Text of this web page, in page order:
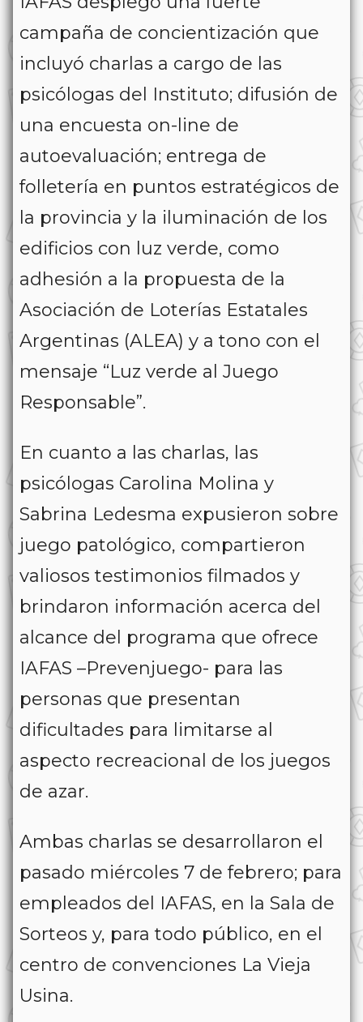
campaña de concientización que
incluyó charlas a cargo de las
psicólogas del Instituto; difusión de
una encuesta on-line de
autoevaluación; entrega de
folletería en puntos estratégicos de
la provincia y la iluminación de los
edificios con luz verde, como
adhesión a la propuesta de la
Asociación de Loterías Estatales
Argentinas (ALEA) y a tono con el
mensaje “Luz verde al Juego
Responsable”.
En cuanto a las charlas, las
psicólogas Carolina Molina y
Sabrina Ledesma expusieron sobre
juego patológico, compartieron
valiosos testimonios filmados y
brindaron información acerca del
alcance del programa que ofrece
IAFAS –Prevenjuego- para las
personas que presentan
dificultades para limitarse al
aspecto recreacional de los juegos
de azar.
Ambas charlas se desarrollaron el
pasado miércoles 7 de febrero; para
empleados del IAFAS, en la Sala de
Sorteos y, para todo público, en el
centro de convenciones La Vieja
Usina.